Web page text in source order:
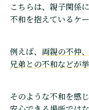
こちらは、親子関係
不和を抱えているケー
例えば、 両親の不仲
兄弟との不和などが
そのような不和を感